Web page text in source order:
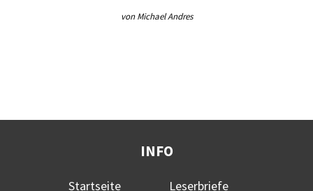
von Michael Andres
INFO
Startseite
Leserbriefe